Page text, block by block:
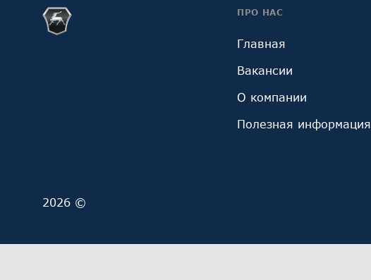
2026 ©
ПРО НАС
Главная
Вакансии
О компании
Полезная информация